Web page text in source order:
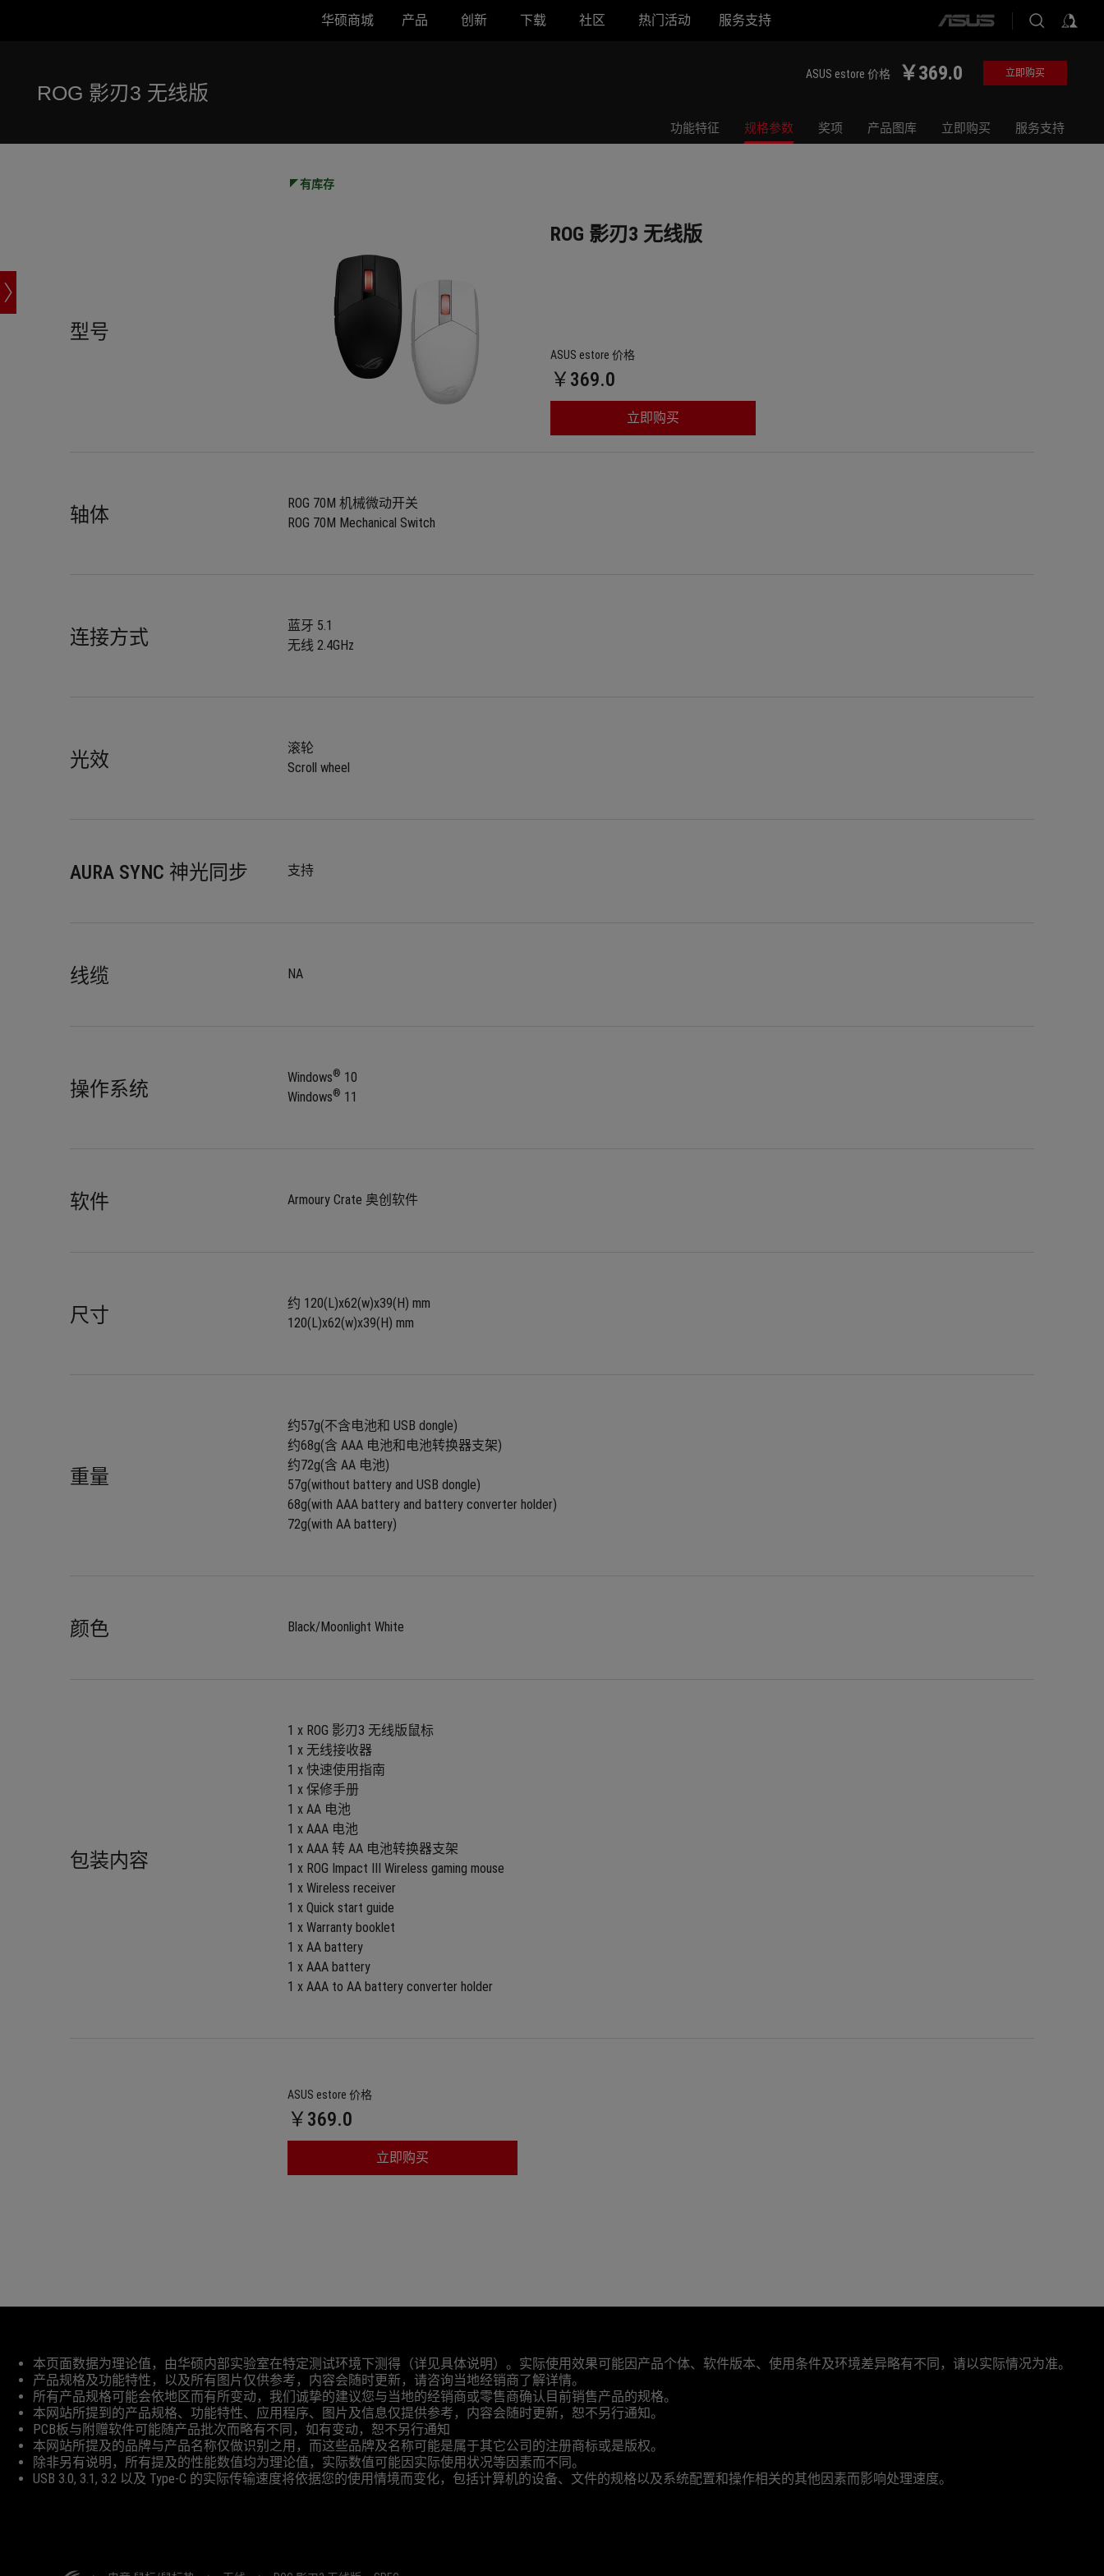
华硕商城 产品 创新 下载 社区 热门活动 服务支持
ASUS
ROG 影刃3 无线版
ASUS estore 价格 ￥369.0 立即购买
功能特征 规格参数 奖项 产品图库 立即购买 服务支持
型号
有库存
ROG 影刃3 无线版
ASUS estore 价格
￥369.0
立即购买
轴体
ROG 70M 机械微动开关
ROG 70M Mechanical Switch
连接方式
蓝牙 5.1
无线 2.4GHz
光效
滚轮
Scroll wheel
AURA SYNC 神光同步 支持
线缆 NA
操作系统 Windows® 10
Windows® 11
软件 Armoury Crate 奥创软件
尺寸
约 120(L)x62(w)x39(H) mm
120(L)x62(w)x39(H) mm
重量
约57g(不含电池和 USB dongle)
约68g(含 AAA 电池和电池转换器支架)
约72g(含 AA 电池)
57g(without battery and USB dongle)
68g(with AAA battery and battery converter holder)
72g(with AA battery)
颜色 Black/Moonlight White
包装内容
1 x ROG 影刃3 无线版鼠标
1 x 无线接收器
1 x 快速使用指南
1 x 保修手册
1 x AA 电池
1 x AAA 电池
1 x AAA 转 AA 电池转换器支架
1 x ROG Impact III Wireless gaming mouse
1 x Wireless receiver
1 x Quick start guide
1 x Warranty booklet
1 x AA battery
1 x AAA battery
1 x AAA to AA battery converter holder
ASUS estore 价格
￥369.0
立即购买
ROG 影刃3 无线版
免
责
声
明
本页面数据为理论值，由华硕内部实验室在特定测试环境下测得（详见具体说明）。实际使用效果可能因产品个体、软件版本、使用条件及环境差异略有不同，请以实际情况为准。
产品规格及功能特性，以及所有图片仅供参考，内容会随时更新，请咨询当地经销商了解详情。
所有产品规格可能会依地区而有所变动，我们诚挚的建议您与当地的经销商或零售商确认目前销售产品的规格。
本网站所提到的产品规格、功能特性、应用程序、图片及信息仅提供参考，内容会随时更新，恕不另行通知。
PCB板与附赠软件可能随产品批次而略有不同，如有变动，恕不另行通知
本网站所提及的品牌与产品名称仅做识别之用，而这些品牌及名称可能是属于其它公司的注册商标或是版权。
除非另有说明，所有提及的性能数值均为理论值，实际数值可能因实际使用状况等因素而不同。
USB 3.0, 3.1, 3.2 以及 Type-C 的实际传输速度将依据您的使用情境而变化，包括计算机的设备、文件的规格以及系统配置和操作相关的其他因素而影响处理速度。